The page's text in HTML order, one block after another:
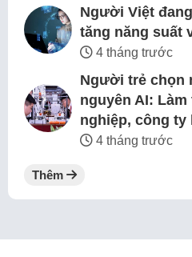
Người Việt
tăng năng suất
4 tháng trước
Người trẻ chọn
nguyên AI:
nghiệp, công
4 tháng trước
Thêm